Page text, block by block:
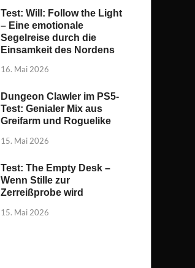
Test: Will: Follow the Light
– Eine emotionale
Segelreise durch die
Einsamkeit des Nordens
16. Mai 2026
Dungeon Clawler im PS5-
Test: Genialer Mix aus
Greifarm und Roguelike
15. Mai 2026
Test: The Empty Desk –
Wenn Stille zur
Zerreißprobe wird
15. Mai 2026